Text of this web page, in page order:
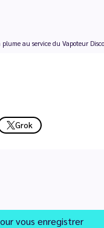
plume au service du Vapoteur
Grok
vous enregistrer